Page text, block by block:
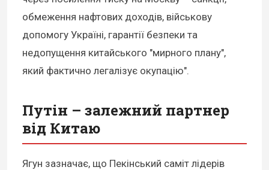
обмеження нафтових доходів, військову
допомогу Україні, гарантії безпеки та
недопущення китайського "мирного плану",
який фактично легалізує окупацію".
Путін – залежний партнер
від Китаю
Ягун зазначає, що Пекінський саміт лідерів